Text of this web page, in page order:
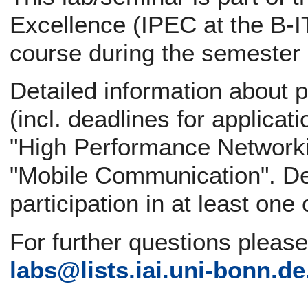
Excellence (IPEC at the B-
course during the semester
Detailed information about
(incl. deadlines for
"High Performance
"Mobile Communication".
participation in at least one
For further questions
labs@lists.iai.uni-